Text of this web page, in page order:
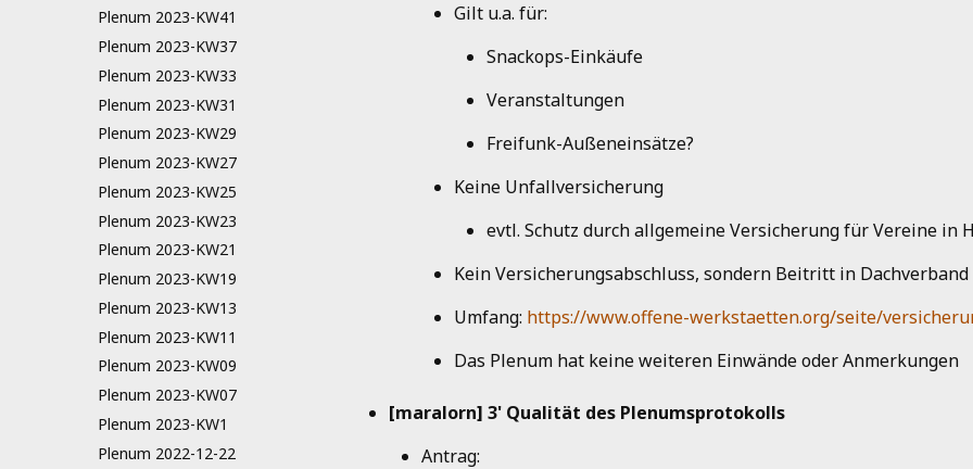
Plenum 2023-KW41
Plenum 2023-KW37
Plenum 2023-KW33
Plenum 2023-KW31
Plenum 2023-KW29
Plenum 2023-KW27
Plenum 2023-KW25
Plenum 2023-KW23
Plenum 2023-KW21
Plenum 2023-KW19
Plenum 2023-KW13
Plenum 2023-KW11
Plenum 2023-KW09
Plenum 2023-KW07
Plenum 2023-KW1
Plenum 2022-12-22
Gilt u.a. für:
Snackops-Einkäufe
Veranstaltungen
Freifunk-Außeneinsätze?
Keine Unfallversicherung
evtl. Schutz durch allgemeine Versicherung für Vereine in
Kein Versicherungsabschluss, sondern Beitritt in Dachverband
Umfang: https://www.offene-werkstaetten.org/seite/
Das Plenum hat keine weiteren Einwände oder Anmerkungen
[maralorn] 3' Qualität des Plenumsprotokolls
Antrag: